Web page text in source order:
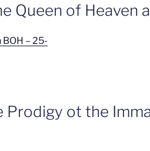
Queen of Heaven
BOH – 25-
Prodigy ot the